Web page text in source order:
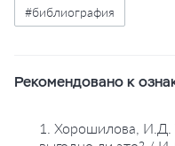
#библиография
Рекомендовано к
1. Хорошилова, И.Д.